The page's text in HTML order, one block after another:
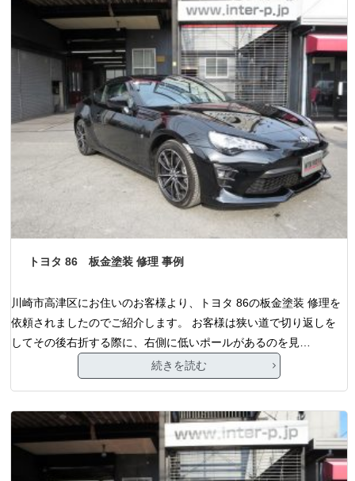
トヨタ 86 板金塗装 修理 事例
川崎市高津区にお住いのお客様より、トヨタ 86の板金塗装 修理を
依頼されましたのでご紹介します。 お客様は狭い道で切り返しを
してその後右折する際に、右側に低いポールがあるのを見…
続きを読む